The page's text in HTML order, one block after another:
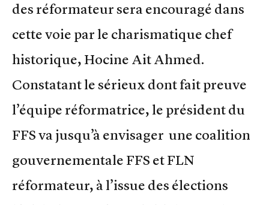
des réformateur sera encouragé dans
cette voie par le charismatique chef
historique, Hocine Ait Ahmed.
Constatant le sérieux dont fait preuve
l’équipe réformatrice, le président du
FFS va jusqu’à envisager une coalition
gouvernementale FFS et FLN
réformateur, à l’issue des élections